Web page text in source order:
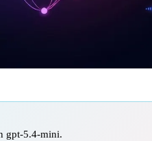
gpt-5.4-mini.